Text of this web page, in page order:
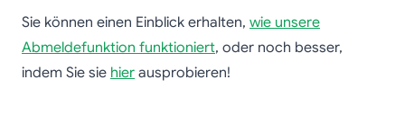
Sie können einen Einblick erhalten, wie unsere
Abmeldefunktion funktioniert, oder noch besser,
indem Sie sie hier ausprobieren!